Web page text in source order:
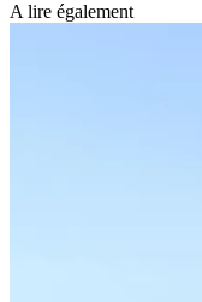
A lire également